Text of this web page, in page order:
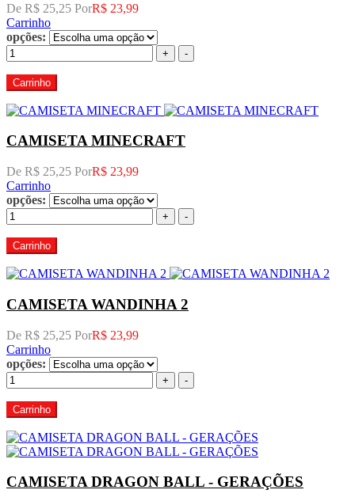
De R$ 25,25 PorR$ 23,99
Carrinho
opções:
+ -
Carrinho
CAMISETA MINECRAFT
De R$ 25,25 PorR$ 23,99
Carrinho
opções:
+ -
Carrinho
CAMISETA WANDINHA 2
De R$ 25,25 PorR$ 23,99
Carrinho
opções:
+ -
Carrinho
CAMISETA DRAGON BALL - GERAÇÕES